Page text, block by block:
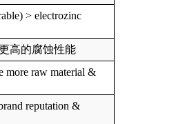
> electrozinc
高的腐蚀性能
more raw material &
reputation &